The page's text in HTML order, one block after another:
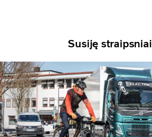
Susiję straipsniai